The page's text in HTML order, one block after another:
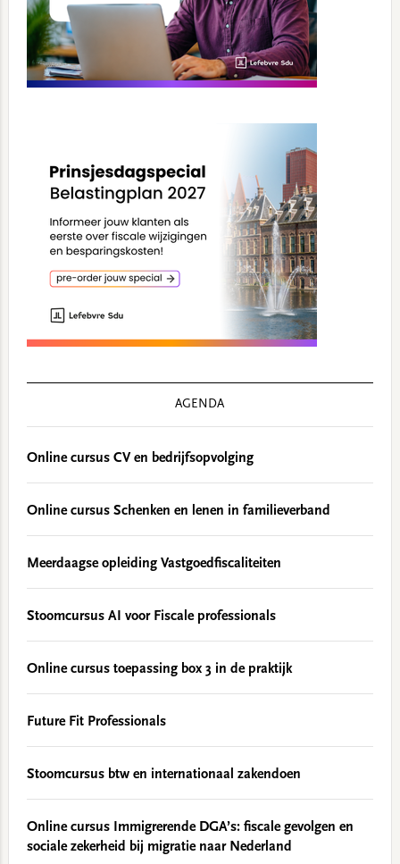
AGENDA
Online cursus CV en bedrijfsopvolging
Online cursus Schenken en lenen in familieverband
Meerdaagse opleiding Vastgoedfiscaliteiten
Stoomcursus AI voor Fiscale professionals
Online cursus toepassing box 3 in de praktijk
Future Fit Professionals
Stoomcursus btw en internationaal zakendoen
Online cursus Immigrerende DGA’s: fiscale gevolgen en
sociale zekerheid bij migratie naar Nederland